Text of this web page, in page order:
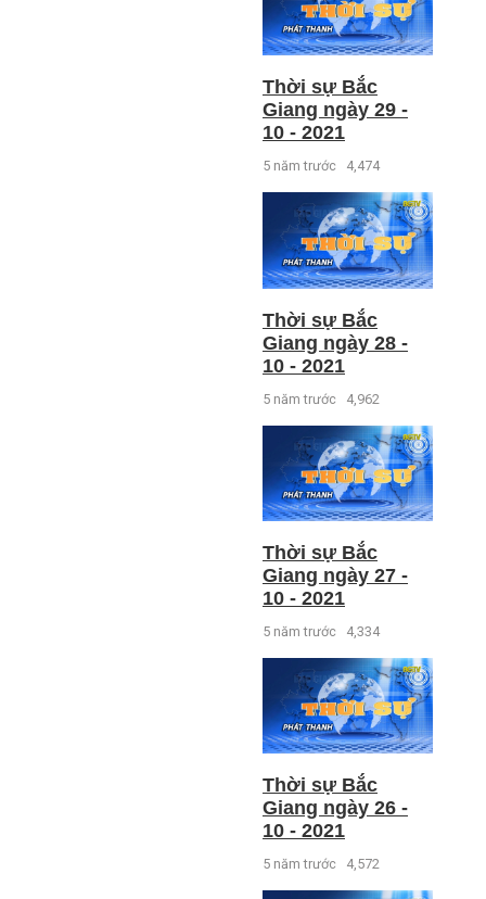
Thời sự Bắc
Giang ngày 29 -
10 - 2021
5 năm trước 4,474
Thời sự Bắc
Giang ngày 28 -
10 - 2021
5 năm trước 4,962
Thời sự Bắc
Giang ngày 27 -
10 - 2021
5 năm trước 4,334
Thời sự Bắc
Giang ngày 26 -
10 - 2021
5 năm trước 4,572